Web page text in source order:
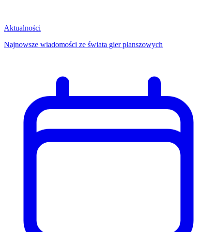
Aktualności
Najnowsze wiadomości ze świata gier planszowych